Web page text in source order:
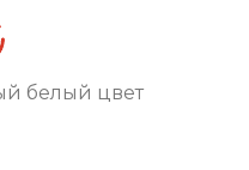
белый цвет